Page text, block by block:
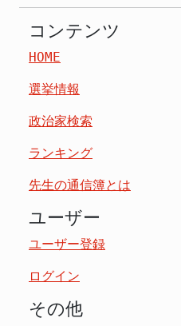
コンテンツ
HOME
選挙情報
政治家検索
ランキング
先生の通信簿とは
ユーザー
ユーザー登録
ログイン
その他